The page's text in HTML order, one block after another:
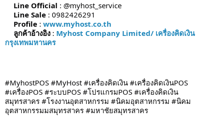
Line Official : @myhost_service
Line Sale : 0982426291
Profile : www.myhost.co.th
ลูกค้าอ้างอิง : Myhost Company Limited/ เครื่องคิดเงิน
กรุงเทพมหานคร
#MyhostPOS #MyHost #เครื่องคิดเงิน #เครื่องคิดเงินPOS
#เครื่องPOS #ระบบPOS #โปรแกรมPOS #เครื่องคิดเงิน
สมุทรสาคร #โรงงานอุตสาหกรรม #นิคมอุตสาหกรรม #นิคม
อุตสาหกรรมมสมุทรสาคร #มหาชัยสมุทรสาคร